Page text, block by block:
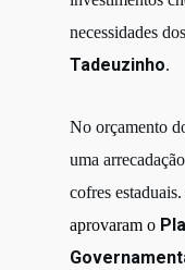
necessidades
Tadeuzinho.
No orçamento
uma
cofres estaduais.
aprovaram o